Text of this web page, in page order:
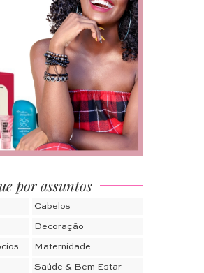
por assuntos
Cabelos
Decoração
Maternidade
Saúde & Bem Estar